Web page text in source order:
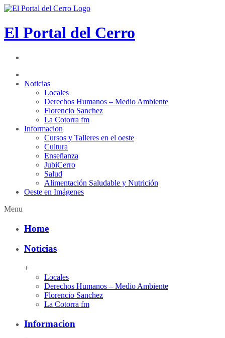
El Portal del Cerro
Noticias
Locales
Derechos Humanos – Medio Ambiente
Florencio Sanchez
La Cotorra fm
Informacion
Cursos y Talleres en el oeste
Cultura
Enseñanza
JubiCerro
Salud
Alimentación Saludable y Nutrición
Oeste en Imágenes
Menu
Home
Noticias
+
Locales
Derechos Humanos – Medio Ambiente
Florencio Sanchez
La Cotorra fm
Informacion